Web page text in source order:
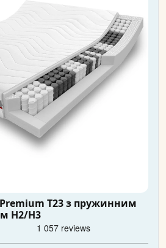
T23 з пружинним
H2/H3